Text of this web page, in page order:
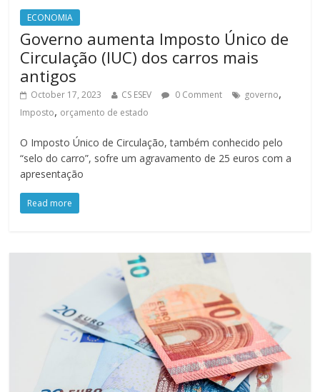
ECONOMIA
Governo aumenta Imposto Único de
Circulação (IUC) dos carros mais
antigos
October 17, 2023 CS ESEV 0 Comment governo,
Imposto, orçamento de estado
O Imposto Único de Circulação, também conhecido pelo
“selo do carro”, sofre um agravamento de 25 euros com a
apresentação
Read more